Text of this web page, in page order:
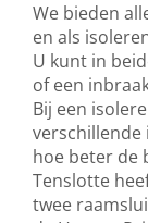
We bieden
en als
U kunt in
of een
Bij een
verschillende
hoe beter de
Tenslotte
twee